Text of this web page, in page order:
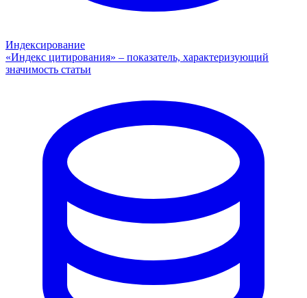
Индексирование
«Индекс цитирования» – показатель, характеризующий
значимость статьи